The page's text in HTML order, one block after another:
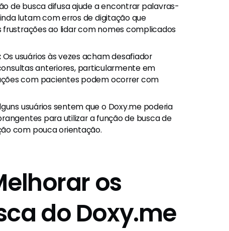
de busca difusa ajude a encontrar palavras-
lutam com erros de digitação que
ao lidar com nomes complicados
Os usuários às vezes acham desafiador
anteriores, particularmente em
com pacientes podem ocorrer com
usuários sentem que o Doxy.me poderia
para utilizar a função de busca de
com pouca orientação.
os
do Doxy.me